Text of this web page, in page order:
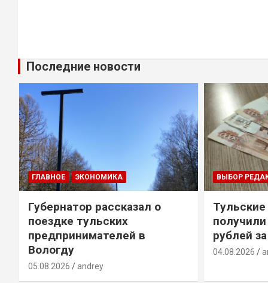
Последние новости
ГЛАВНОЕ ЭКОНОМИКА
Губернатор рассказал о
поездке тульских
предпринимателей в
Вологду
05.08.2026 andrey
ВЫБОР
рублей
04.08.2026